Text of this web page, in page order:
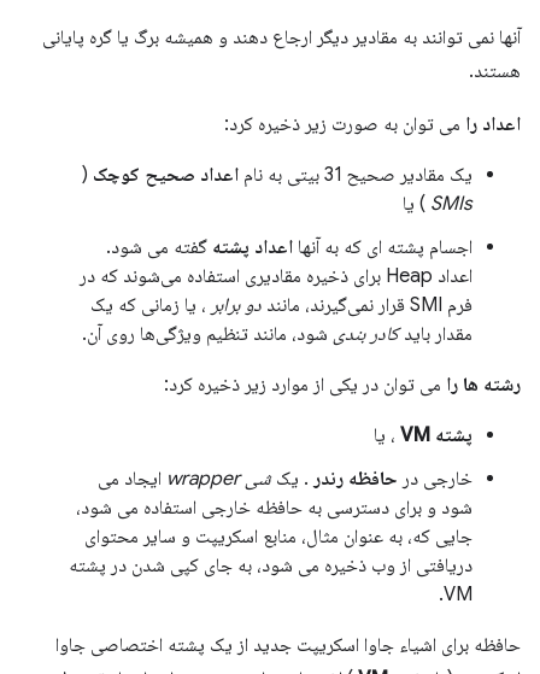
آنها نمی توانند به مقادیر دیگر ارجاع دهند و همیشه برگ یا گره پایانی
هستند.
اعداد را می توان به صورت زیر ذخیره کرد:
یک مقادیر صحیح 31 بیتی به نام اعداد صحیح کوچک (
SMIs ) یا
اجسام پشته ای که به آنها اعداد پشته گفته می شود.
اعداد Heap برای ذخیره مقادیری استفاده می‌شوند که در
فرم SMI قرار نمی‌گیرند، مانند
دو برابر ، یا زمانی که یک
مقدار بایدکادر بندی شود، مانند تنظیم ویژگی‌ها روی آن.
رشته ها را می توان در یکی از موارد زیر ذخیره کرد:
پشته VM
، یا
خارجی در حافظه رندر . یکشی wrapper
ایجاد می
شود و برای دسترسی به حافظه خارجی استفاده می شود،
جایی که، به عنوان مثال، منابع اسکریپت و سایر محتوای
دریافتی از وب ذخیره می شود، به جای کپی شدن در پشته
VM.
حافظه برای اشیاء جاوا اسکریپت جدید از یک پشته اختصاصی جاوا